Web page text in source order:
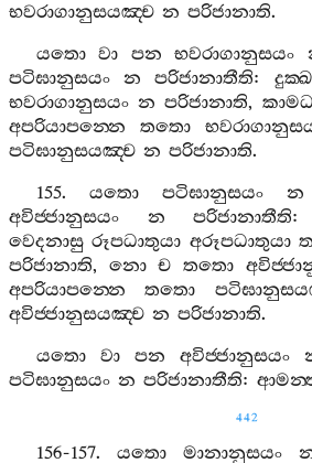
භවරාගානුසයඤ‍්ච න පරිජානාති.
යතො
වා පන භවරාගානුසයං
පටිඝානුසයං
න පරිජානාතීති:
භවරාගානුසයං න පරිජානාති,
අපරියාපන‍්නෙ
තතො
පටිඝානුසයඤ‍්ච න පරිජානාති.
155. යතො පටිඝානුසයං න
අවිජ‍්ජානුසයං
න පරිජානාතීති
වෙදනාසු රූපධාතුයා අරූපධාතුයා
පරිජානාති, නො ච තතො
අපරියාපන‍්නෙ
තතො
අවිජ‍්ජානුසයඤ‍්ච න පරිජානාති.
යතො
වා පන අවිජ‍්ජානුසයං
පටිඝානුසයං න පරිජානාතීති:
442
156-157. යතො මානානුසයං